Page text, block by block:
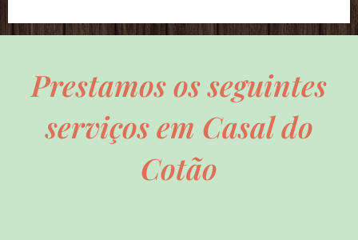
Prestamos os seguintes
serviços em Casal do
Cotão